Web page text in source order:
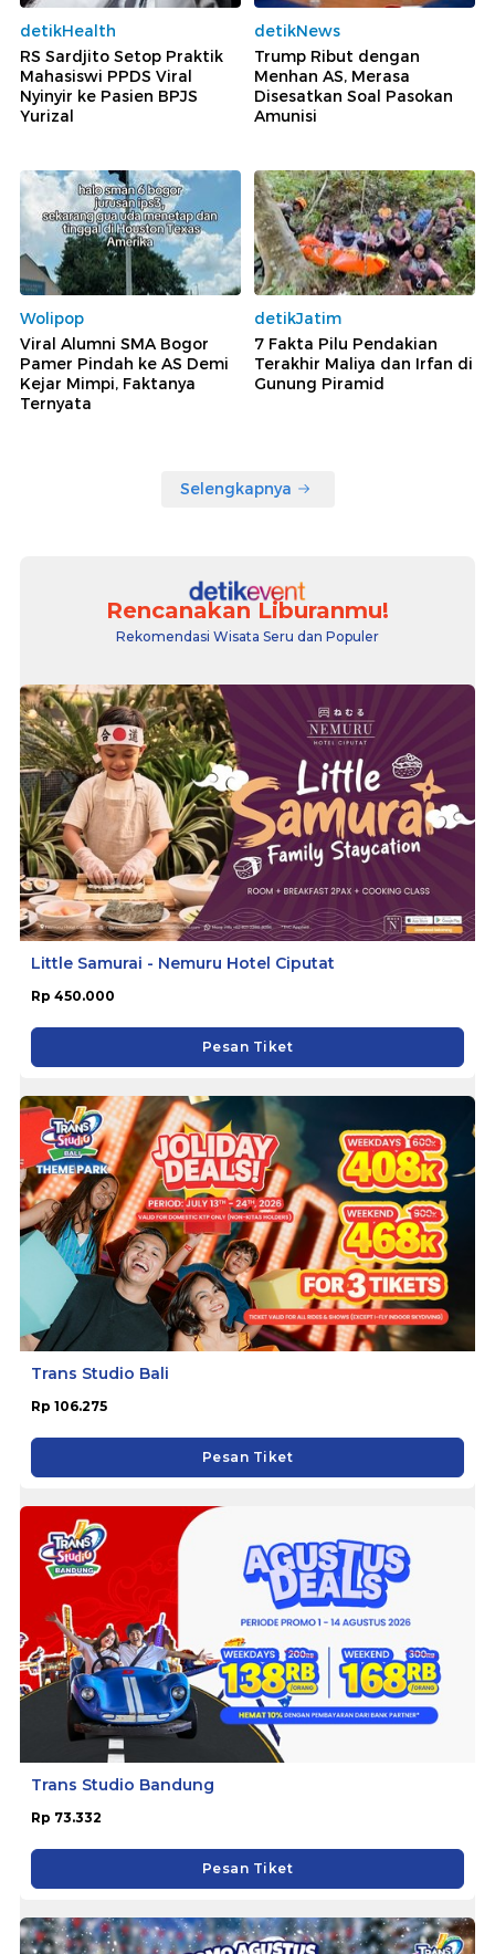
detikHealth
RS Sardjito Setop Praktik
Mahasiswi PPDS Viral
Nyinyir ke Pasien BPJS
Yurizal
detikNews
Trump Ribut dengan
Menhan AS, Merasa
Disesatkan Soal Pasokan
Amunisi
Wolipop
Viral Alumni SMA Bogor
Pamer Pindah ke AS Demi
Kejar Mimpi, Faktanya
Ternyata
detikJatim
7 Fakta Pilu Pendakian
Terakhir Maliya dan Irfan di
Gunung Piramid
Selengkapnya
Rencanakan Liburanmu!
Rekomendasi Wisata Seru dan Populer
Little Samurai - Nemuru Hotel Ciputat
Rp 450.000
Pesan Tiket
Trans Studio Bali
Rp 106.275
Pesan Tiket
Trans Studio Bandung
Rp 73.332
Pesan Tiket